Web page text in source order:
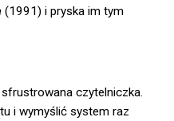
(1991) i pryska im tym
czytelniczka.
i wymyślić system raz